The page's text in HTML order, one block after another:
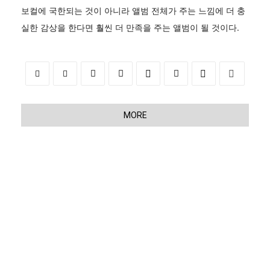
보컬에 국한되는 것이 아니라 앨범 전체가 주는 느낌에 더 충
실한 감상을 한다면 훨씬 더 만족을 주는 앨범이 될 것이다.
MORE